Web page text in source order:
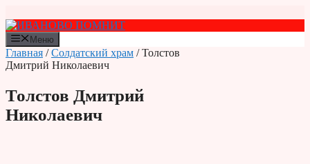
к
содержимому
Меню
Главная /Солдатский храм / Толстов
Дмитрий Николаевич
Толстов Дмитрий
Николаевич